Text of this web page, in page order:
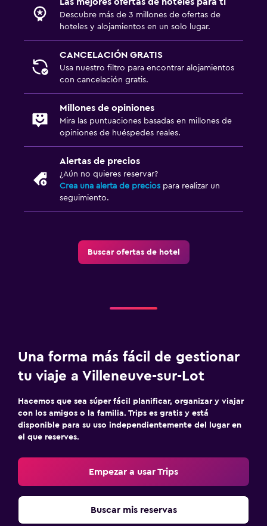
Descubre más de 3 millones de ofertas de
hoteles y alojamientos en un solo lugar.
CANCELACIÓN GRATIS
Usa nuestro filtro para encontrar alojamientos
con cancelación gratis.
Millones de opiniones
Mira las puntuaciones basadas en millones de
opiniones de huéspedes reales.
Alertas de precios
¿Aún no quieres reservar?
Crea una alerta de precios para realizar un
seguimiento.
Buscar ofertas de hotel
Una forma más fácil de gestionar
tu viaje a Villeneuve-sur-Lot
Hacemos que sea súper fácil planificar, organizar y viajar
con los amigos o la familia. Trips es gratis y está
disponible para su uso independientemente del lugar en
el que reserves.
Empezar a usar Trips
Buscar mis reservas